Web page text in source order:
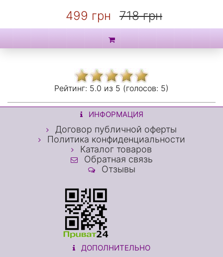
499 грн 718 грн
Рейтинг: 5.0 из 5 (голосов: 5)
ИНФОРМАЦИЯ
Договор публичной оферты
Политика конфиденциальности
Каталог товаров
Обратная связь
Отзывы
ДОПОЛНИТЕЛЬНО